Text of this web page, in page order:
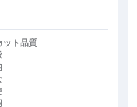
ット品質